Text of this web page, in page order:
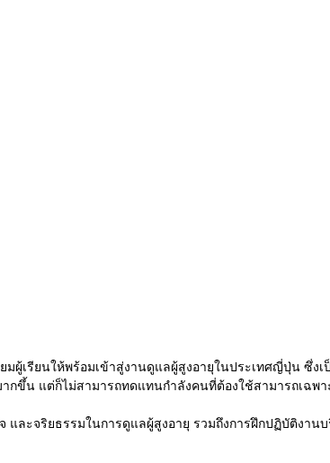
ผู้เรียนให้พร้อมเข้าสู่งานดูแลผู้สูงอายุในประเทศญี่ปุ่น ซึ่
กขึ้น แต่ก็ไม่สามารถทดแทนกำลังคนที่ต้องใช้สามารถเฉพา
ละจริยธรรมในการดูแลผู้สูงอายุ รวมถึงการฝึกปฏิบัติงาน